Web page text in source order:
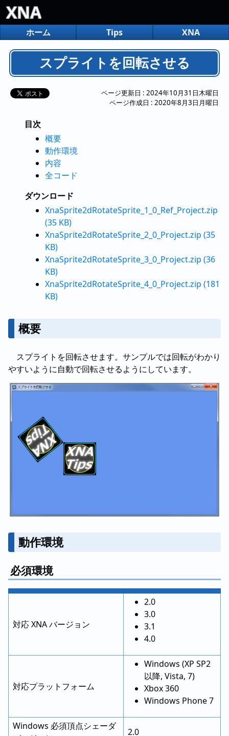
XNA
ホーム Tips XNA
スプライトを回転させる
ページ更新日 : 2024年10月31日木曜日
ページ作成日 : 2020年8月3日月曜日
目次
概要
動作環境
内容
全コード
ダウンロード
XnaSprite2dRotateSprite_1_0_Ref_Project.zip
(35 KB)
XnaSprite2dRotateSprite_2_0_Project.zip (35
KB)
XnaSprite2dRotateSprite_3_0_Project.zip (36
KB)
XnaSprite2dRotateSprite_4_0_Project.zip (181
KB)
概要
スプライトを回転させます。サンプルでは回転がわかり
やすいように自動で回転させるようにしています。
動作環境
必須環境
対応 XNA バージョン
2.0
3.0
3.1
4.0
対応プラットフォーム
Windows (XP SP2
以降, Vista, 7)
Xbox 360
Windows Phone 7
Windows 必須頂点シェーダ
2.0